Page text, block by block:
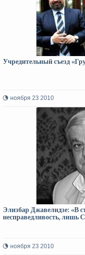
Учредительный съезд
ноября 23 2010
Элизбар Джавелидзе: «В
несправедливость, лишь
ноября 23 2010